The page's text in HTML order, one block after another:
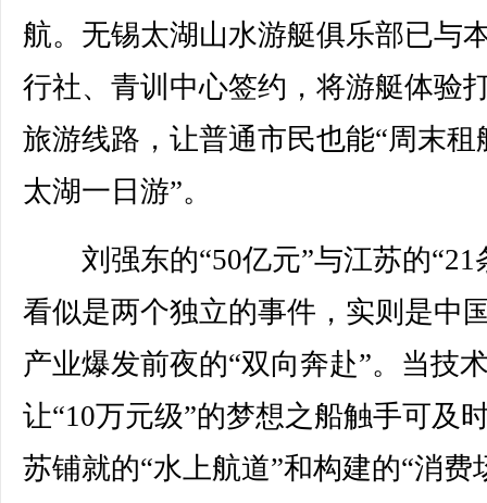
航。无锡太湖山水游艇俱乐部已与
行社、青训中心签约，将游艇体验
旅游线路，让普通市民也能“周末租
太湖一日游”。
刘强东的“50亿元”与江苏的“21
看似是两个独立的事件，实则是中
产业爆发前夜的“双向奔赴”。当技
让“10万元级”的梦想之船触手可及
苏铺就的“水上航道”和构建的“消费